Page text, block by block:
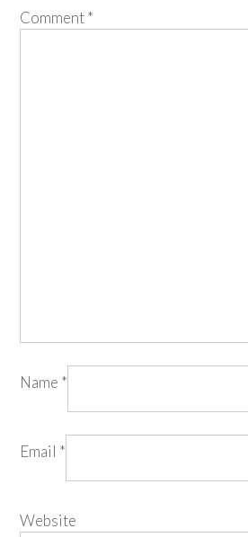
Comment*
Name *
Email *
Website